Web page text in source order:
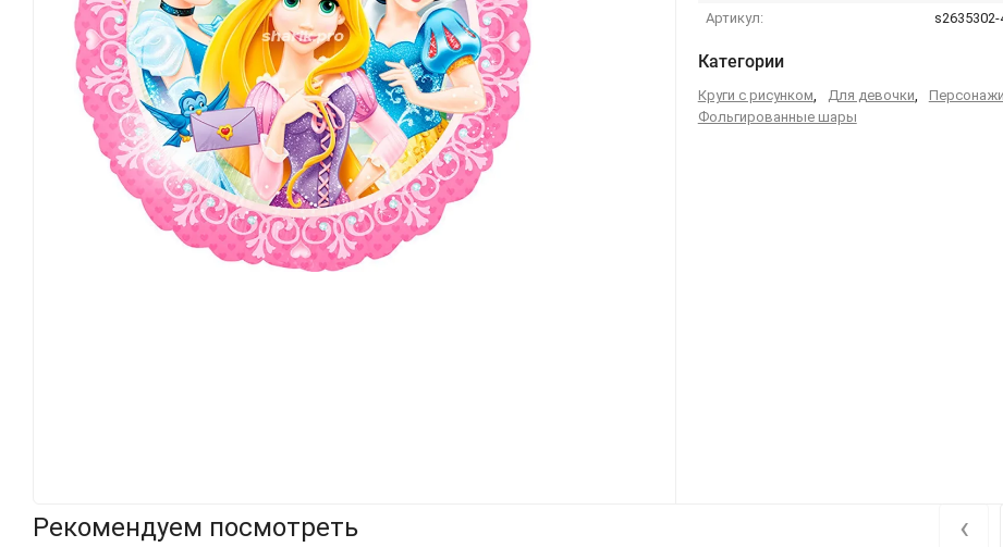
Артикул:
s2635302-
Категории
Круги с рисунком, Для девочки, Персонажи
Фольгированные шары
Рекомендуем посмотреть ‹